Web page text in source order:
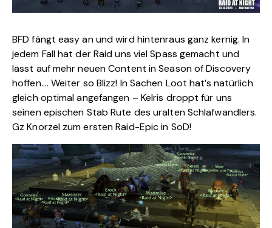
BFD fängt easy an und wird hintenraus ganz kernig. In
jedem Fall hat der Raid uns viel Spass gemacht und
lässt auf mehr neuen Content in Season of Discovery
hoffen…. Weiter so Blizz! In Sachen Loot hat’s natürlich
gleich optimal angefangen – Kelris droppt für uns
seinen epischen StabRute des uralten Schlafwandlers.
Gz Knorzel zum ersten Raid-Epic in SoD!